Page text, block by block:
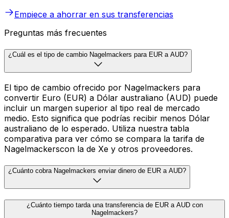
Empiece a ahorrar en sus transferencias
Preguntas más frecuentes
¿Cuál es el tipo de cambio Nagelmackers para EUR a AUD?
El tipo de cambio ofrecido por Nagelmackers para
convertir Euro (EUR) a Dólar australiano (AUD) puede
incluir un margen superior al tipo real de mercado
medio. Esto significa que podrías recibir menos Dólar
australiano de lo esperado. Utiliza nuestra tabla
comparativa para ver cómo se compara la tarifa de
Nagelmackerscon la de Xe y otros proveedores.
¿Cuánto cobra Nagelmackers enviar dinero de EUR a AUD?
¿Cuánto tiempo tarda una transferencia de EUR a AUD con
Nagelmackers?